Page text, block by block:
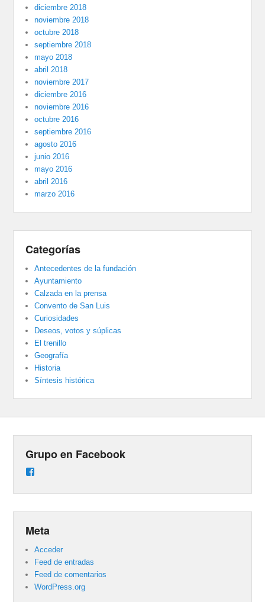
diciembre 2018
noviembre 2018
octubre 2018
septiembre 2018
mayo 2018
abril 2018
noviembre 2017
diciembre 2016
noviembre 2016
octubre 2016
septiembre 2016
agosto 2016
junio 2016
mayo 2016
abril 2016
marzo 2016
Categorías
Antecedentes de la fundación
Ayuntamiento
Calzada en la prensa
Convento de San Luis
Curiosidades
Deseos, votos y súplicas
El trenillo
Geografía
Historia
Síntesis histórica
Grupo en Facebook
Meta
Acceder
Feed de entradas
Feed de comentarios
WordPress.org